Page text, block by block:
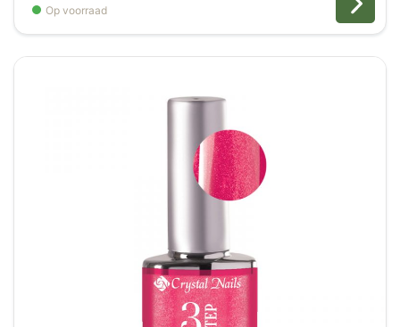
€16,00
Op voorraad